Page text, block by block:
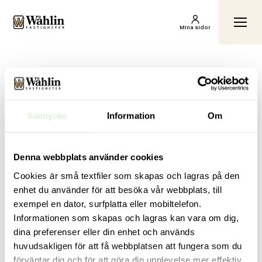
Samtycke Information Om
Denna webbplats använder cookies
Cookies är små textfiler som skapas och lagras på den
enhet du använder för att besöka vår webbplats, till
exempel en dator, surfplatta eller mobiltelefon.
Informationen som skapas och lagras kan vara om dig,
dina preferenser eller din enhet och används
huvudsakligen för att få webbplatsen att fungera som du
förväntar dig och för att göra din upplevelse mer effektiv.
Wåhlin Fastigheter AB Mina sidor
Hem Hyr av oss
Inga inlägg hittades.
Genvägar
För dig som
hyresgäst
Vill bli hyresgäst
Kontakt
info@wahlinfastigheter.se
Anderstorpsvägen 4,
171 51 Solna